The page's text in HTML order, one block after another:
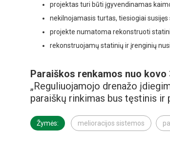
projektas turi būti įgyvendinamas
nekilnojamasis turtas, tiesiogiai
projekte numatoma rekonstruoti
rekonstruojamų statinių ir įrenginių
Paraiškos renkamos nuo kovo
„Reguliuojamojo drenažo
paraiškų rinkimas bus tęstinis
Žymės: melioracijos sistemos